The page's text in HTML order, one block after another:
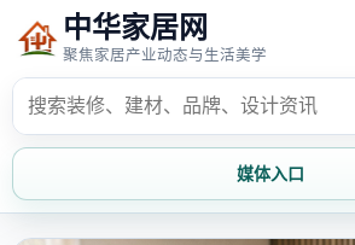
中华家居网
聚焦家居产业动态与生活美学
媒体入口